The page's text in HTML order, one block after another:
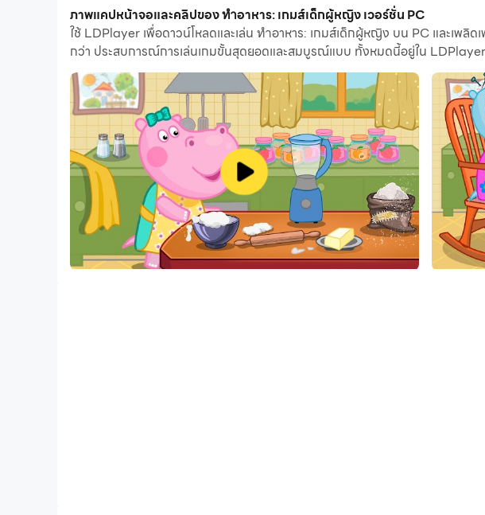
ฟังก์ชันการถ่ายโอนไฟล์ทำให้การแบ่งปันรูปภาพ วิดีโอ และไฟล์เป็นเรื่องง่ายม
ดาวน์โหลด ทำอาหาร: เกมส์เด็กผู้หญิง และเรียกใช้บนพีซีของคุณ เพลิดเพ
เด็ก ๆ ชอบที่จะช่วยพ่อแม่ของพวกเขา โดยเฉพาะอย่างยิ่งพวกเขาต้องการที่จ
เป็นกระบวนการที่ซับซ้อนและมักจะจบลงด้วยความยุ่งเหยิงอย่างมากในห้อง
ทั้งหมดที่โดยไม่ต้องทำทำความสะอาดหลังจากที่? เรามีทางออก! Home
แต่ปรุงอาหารที่นี่ เราจะเรียนรู้สูตรอาหารที่น่าสนใจและวิธีการตกแต่งจาน
ความเสียหาย
อีกเกมครอบครัวจะต่ออายุด้วยเกมใหม่ เวลานี้ Chef Hippo สอนให้คุณและ
ความสนุก! แต่อย่าคิดว่าการทำอาหารนั้นเป็นเรื่องง่าย สูตรทั้งหมดเป็นพิเศ
เค้กหรือแพนเค้กแต่ละจานมีลักษณะเฉพาะของตัวเองและต้องให้ความสนใจ
ภาพแคปหน้าจอและคลิปของ ทำอาหาร: เกมส์เด็กผู้หญิง เวอร์ชั่น PC
ใช้ LDPlayer เพื่อดาวน์โหลดและเล่น ทำอาหาร: เกมส์เด็กผู้หญิง บน PC และเพ
กว่า ประสบการณ์การเล่นเกมขั้นสุดยอดและสมบูรณ์แบบ ทั้งหมดนี้อยู่ใน LDPlayer